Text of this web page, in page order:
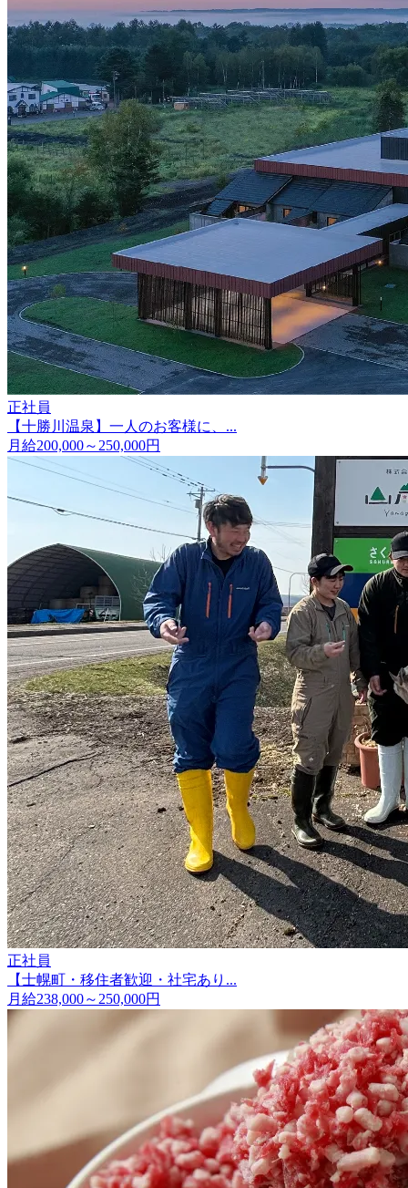
正社員
【十勝川温泉】一人のお客様に、...
月給200,000～250,000円
正社員
【士幌町・移住者歓迎・社宅あり...
月給238,000～250,000円